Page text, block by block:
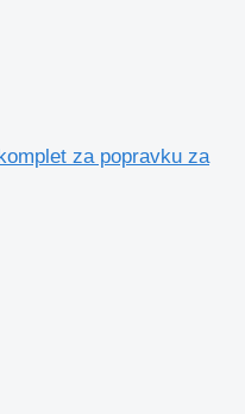
za popravku za